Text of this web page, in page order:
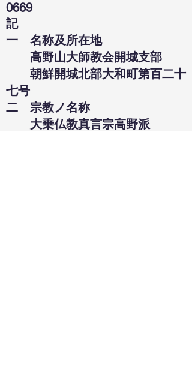
0669
記
一 名称及所在地
高野山大師教会開城支部
朝鮮開城北部大和町第百二十
七号
二 宗教ノ名称
大乗仏教真言宗高野派